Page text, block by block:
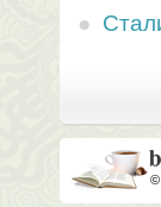
©